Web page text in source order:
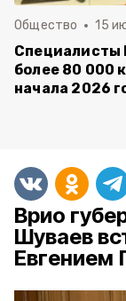
Общество 15
Специалисты
более 80 000
начала 2026
Врио
Шуваев